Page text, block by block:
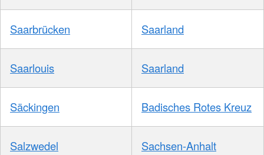
Saarbrücken Saarland
Saarlouis Saarland
Säckingen Badisches Rotes Kreuz
Salzwedel Sachsen-Anhalt